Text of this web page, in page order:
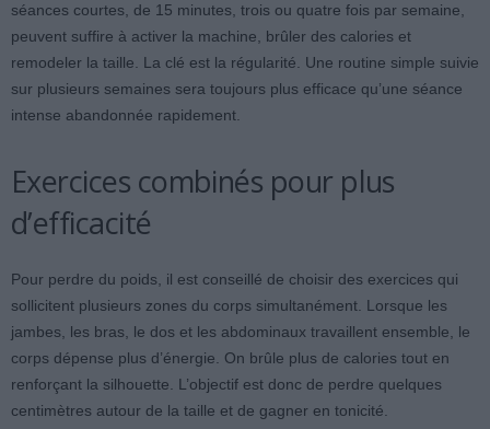
séances courtes, de 15 minutes, trois ou quatre fois par semaine,
peuvent suffire à activer la machine, brûler des calories et
remodeler la taille. La clé est la régularité. Une routine simple suivie
sur plusieurs semaines sera toujours plus efficace qu’une séance
intense abandonnée rapidement.
Exercices combinés pour plus
d’efficacité
Pour perdre du poids, il est conseillé de choisir des exercices qui
sollicitent plusieurs zones du corps simultanément. Lorsque les
jambes, les bras, le dos et les abdominaux travaillent ensemble, le
corps dépense plus d’énergie. On brûle plus de calories tout en
renforçant la silhouette. L’objectif est donc de perdre quelques
centimètres autour de la taille et de gagner en tonicité.